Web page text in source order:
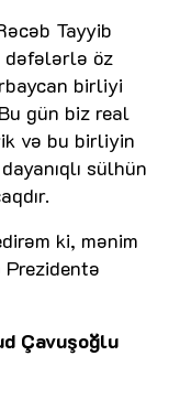
Tayyib
dəfələrlə öz
birliyi
gün biz real
və bu birliyin
sülhün
ki, mənim
Prezidentə
Çavuşoğlu